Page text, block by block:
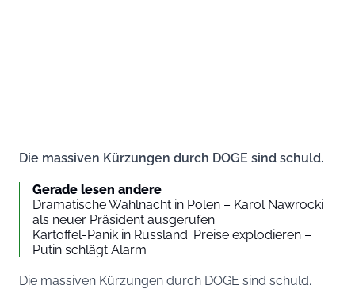
Die massiven Kürzungen durch DOGE sind schuld.
Gerade lesen andere
Dramatische Wahlnacht in Polen – Karol Nawrocki
als neuer Präsident ausgerufen
Kartoffel-Panik in Russland: Preise explodieren –
Putin schlägt Alarm
Die massiven Kürzungen durch DOGE sind schuld.